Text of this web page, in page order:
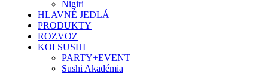
Nigiri
HLAVNÉ JEDLÁ
PRODUKTY
ROZVOZ
KOI SUSHI
PARTY+EVENT
Sushi Akadémia